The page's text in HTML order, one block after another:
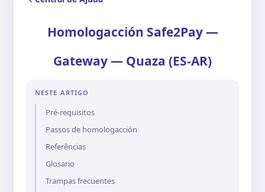
Homologacción Safe2Pay —
Gateway — Quaza (ES-AR)
NESTE ARTIGO
Pré-requisitos
Passos de homologacción
Referências
Glosario
Trampas frecuentes